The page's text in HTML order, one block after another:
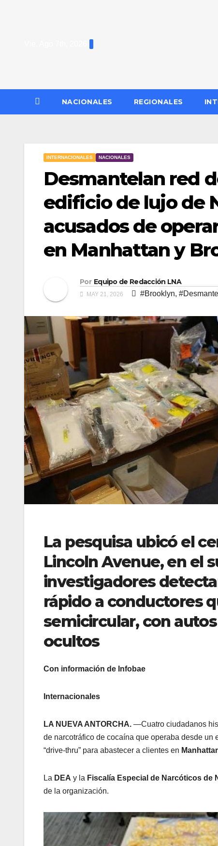
NACIONALES REGIONALES
INTERNACIONALES NACIONALES
Desmantelan red
edificio de lujo de
acusados de
en Manhattan y
Por Equipo de Redacción LNA
MAY 21, 2026 #Brooklyn,
La pesquisa ubicó el
Lincoln Avenue, en el
investigadores
rápido a conductores
semicircular, con
ocultos
Con información de Infobae
Internacionales
LA NUEVA ANTORCHA. —Cuatro ciudadanos
de narcotráfico de cocaína que operaba desde un
“drive-thru” para abastecer a clientes en
La DEA y la Fiscalía Especial de Narcóticos de
de la organización.